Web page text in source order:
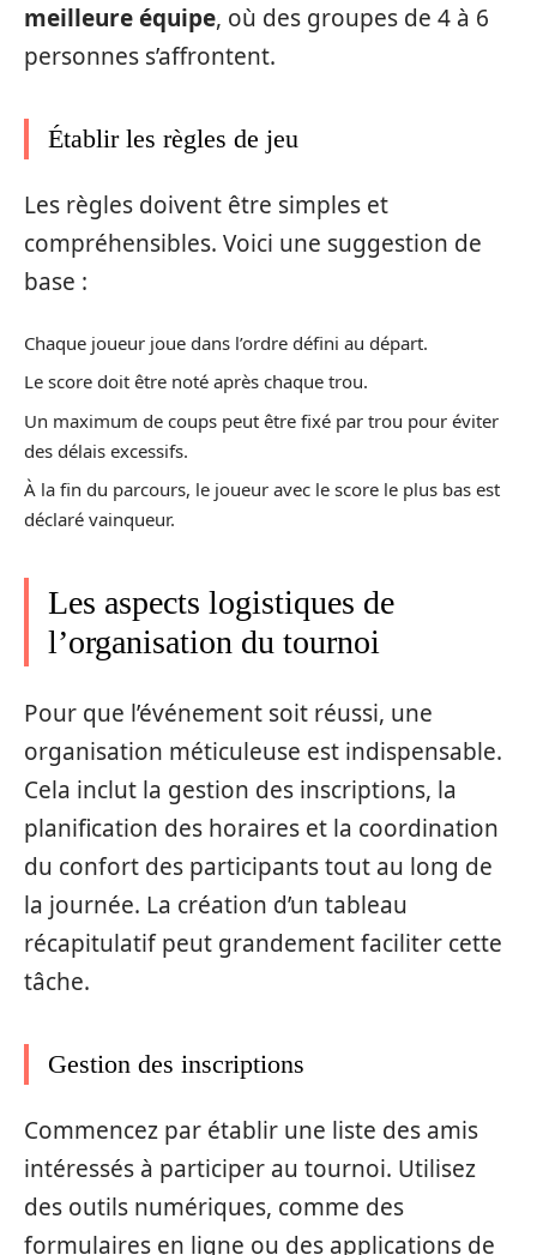
meilleure équipe, où des groupes de 4 à 6
personnes s’affrontent.
Établir les règles de jeu
Les règles doivent être simples et
compréhensibles. Voici une suggestion de
base :
Chaque joueur joue dans l’ordre défini au départ.
Le score doit être noté après chaque trou.
Un maximum de coups peut être fixé par trou pour éviter
des délais excessifs.
À la fin du parcours, le joueur avec le score le plus bas est
déclaré vainqueur.
Les aspects logistiques de
l’organisation du tournoi
Pour que l’événement soit réussi, une
organisation méticuleuse est indispensable.
Cela inclut la gestion des inscriptions, la
planification des horaires et la coordination
du confort des participants tout au long de
la journée. La création d’un tableau
récapitulatif peut grandement faciliter cette
tâche.
Gestion des inscriptions
Commencez par établir une liste des amis
intéressés à participer au tournoi. Utilisez
des outils numériques, comme des
formulaires en ligne ou des applications de